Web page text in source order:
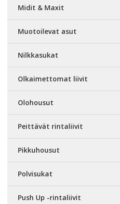
Midit & Maxit
Muotoilevat asut
Nilkkasukat
Olkaimettomat liivit
Olohousut
Peittävät rintaliivit
Pikkuhousut
Polvisukat
Push Up -rintaliivit